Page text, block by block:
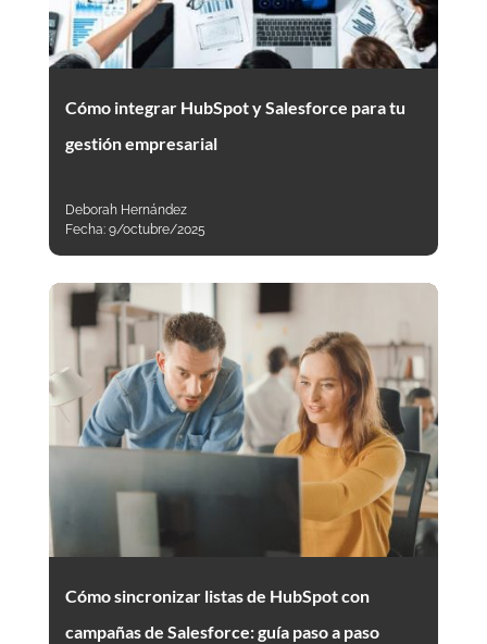
Cómo integrar HubSpot y Salesforce para tu
gestión empresarial
Deborah Hernández
Fecha: 9/octubre/2025
Cómo sincronizar listas de HubSpot con
campañas de Salesforce: guía paso a paso